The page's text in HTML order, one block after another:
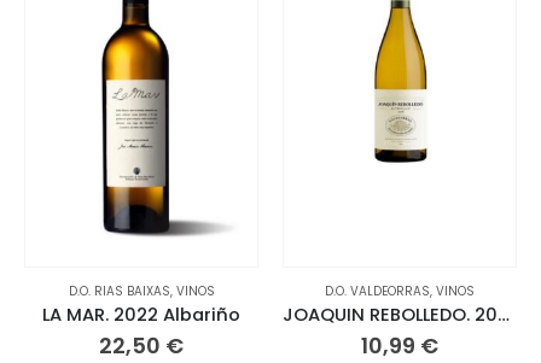
D.O. RIAS BAIXAS, VINOS
LA MAR. 2022 Albariño
22,50 €
D.O. VALDEORRAS, VINOS
JOAQUIN REBOLLEDO. 2025 Godello
10,99 €